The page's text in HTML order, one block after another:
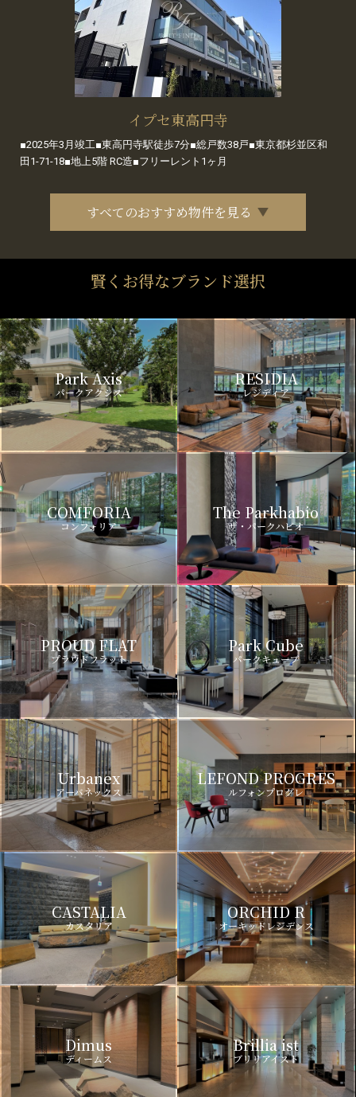
イプセ東高円寺
■2025年3月竣工■東高円寺駅徒歩7分■総戸数38戸■東京都杉並区和
田1-71-18■地上5階 RC造■フリーレント1ヶ月
すべてのおすすめ物件を見る
賢くお得なブランド選択
Park Axis
パークアクシス
RESIDIA
レジディア
COMFORIA
コンフォリア
The Parkhabio
ザ・パークハビオ
PROUD FLAT
プラウドフラット
Park Cube
パークキューブ
Urbanex
アーバネックス
LEFOND PROGRES
ルフォンプログレ
CASTALIA
カスタリア
ORCHID R
オーキッドレジデンス
Dimus
ディームス
Brillia ist
ブリリアイスト